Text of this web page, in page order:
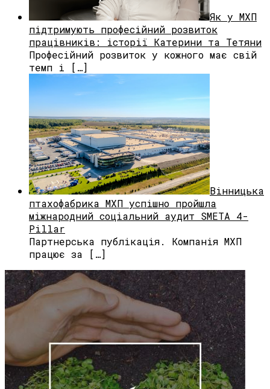
Як у МХП
підтримують професійний розвиток
працівників: історії Катерини та Тетяни
Професійний розвиток у кожного має свій
темп і […]
Вінницька
птахофабрика МХП успішно пройшла
міжнародний соціальний аудит SMETA 4-
Pillar
Партнерська публікація. Компанія МХП
працює за […]